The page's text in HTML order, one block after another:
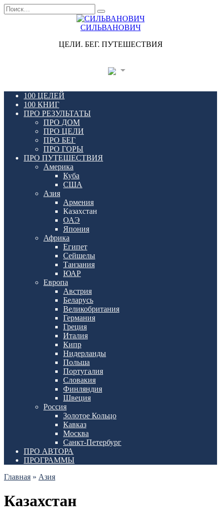
Перейти
к
Search
for:
СИЛЬВАНОВИЧ
ЦЕЛИ. БЕГ. ПУТЕШЕСТВИЯ
100 ЦЕЛЕЙ
100 КНИГ
ПРО РЕЗУЛЬТАТЫ
ПРО ДОМ
ПРО ЦЕЛИ
ПРО БЕГ
ПРО ГОРЫ
ПРО ПУТЕШЕСТВИЯ
Америка
Куба
США
Азия
Армения
Казахстан
ОАЭ
Япония
Африка
Египет
Сейшелы
Танзания
ЮАР
Европа
Австрия
Беларусь
Великобритания
Германия
Греция
Италия
Кипр
Нидерланды
Польша
Португалия
Словакия
Финляндия
Швеция
Россия
Золотое Кольцо
Кавказ
Москва
Санкт-Петербург
ПРО АВТОРА
ПРОГРАММЫ
Главная » Азия
Казахстан